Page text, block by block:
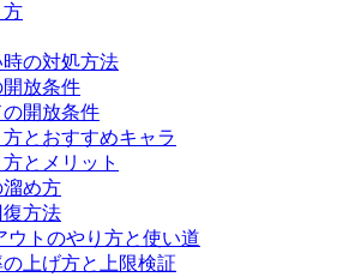
方
の対処方法
放条件
開放条件
とおすすめキャラ
とメリット
め方
方法
ウトのやり方と使い道
上げ方と上限検証